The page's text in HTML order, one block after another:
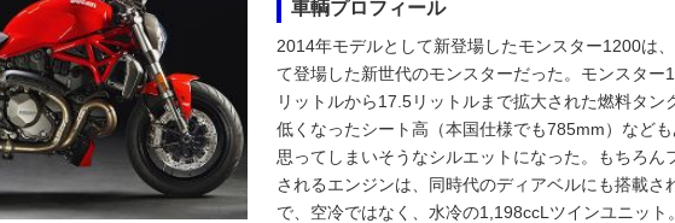
車輌プロフィール
2014年モデルとして新登場したモンスター1200は
て登場した新世代のモンスターだった。モンスタ
リットルから17.5リットルまで拡大された燃料タン
低くなったシート高（本国仕様でも785mm）など
思ってしまいそうなシルエットになった。もちろ
されるエンジンは、同時代のディアベルにも搭載さ
で、空冷ではなく、水冷の1,198ccLツインユニッ